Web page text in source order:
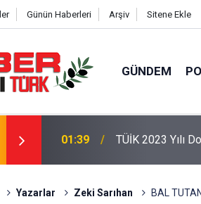
Günün Haberleri Arşiv Sitene Ekle
GÜNDEM
01:39 TÜİK 2023 Yılı
Yazarlar Zeki Sarıhan BAL